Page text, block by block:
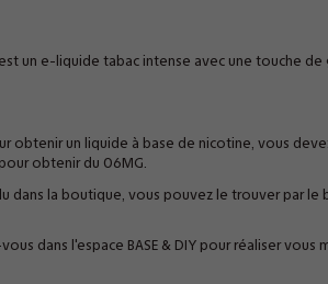
un e-liquide tabac intense avec une touche de
obtenir un liquide à base de nicotine, vous
obtenir du 06MG.
dans la boutique, vous pouvez le trouver par le
dans l'espace BASE & DIY pour réaliser vous